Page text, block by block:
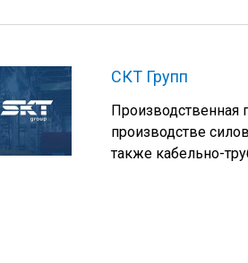
СКТ Групп
Производственная
производстве
также кабельно-